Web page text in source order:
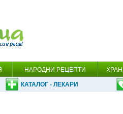
НАРОДНИ РЕЦЕПТИ
КАТАЛОГ - ЛЕКАРИ